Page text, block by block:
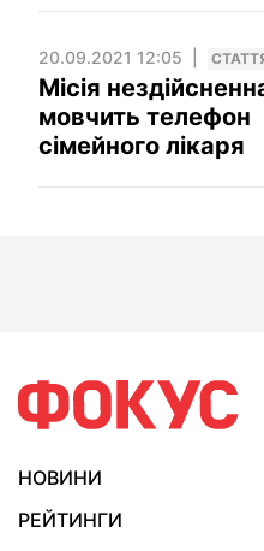
20.09.2021 12:05
Місія
мовчить телефон
сімейного лікаря
НОВИНИ
РЕЙТИНГИ